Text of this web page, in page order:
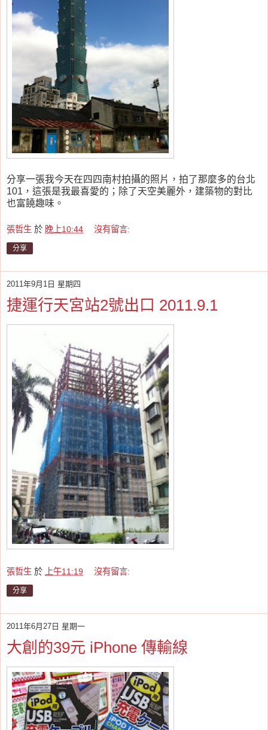
分享一張我今天在四四南村拍攝的照片，拍了那麼多的台北
101，這張是我最喜愛的；除了天空美麗外，建築物的對比
也富饒趣味。
張哲生 於 晚上10:44 沒有留言:
分享
2011年9月1日 星期四
捷運行天宮站2號出口 2011.9.1
張哲生 於 上午11:19 沒有留言:
分享
2011年6月27日 星期一
大創的39元 iPhone 傳輸線